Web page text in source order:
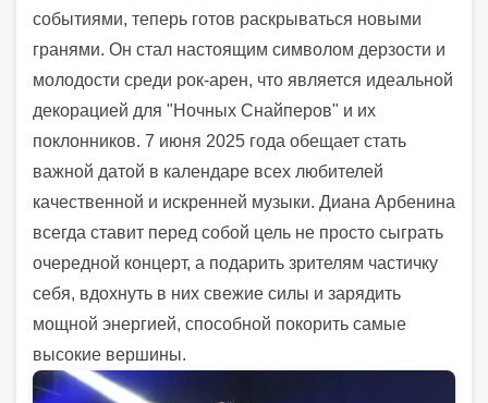
событиями, теперь готов раскрываться новыми
гранями. Он стал настоящим символом дерзости и
молодости среди рок-арен, что является идеальной
декорацией для "Ночных Снайперов" и их
поклонников. 7 июня 2025 года обещает стать
важной датой в календаре всех любителей
качественной и искренней музыки. Диана Арбенина
всегда ставит перед собой цель не просто сыграть
очередной концерт, а подарить зрителям частичку
себя, вдохнуть в них свежие силы и зарядить
мощной энергией, способной покорить самые
высокие вершины.